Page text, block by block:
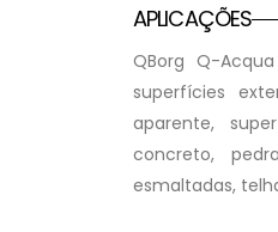
APLICAÇÕES
QBorg Q-
superfícies
aparente,
concreto,
esmaltadas,